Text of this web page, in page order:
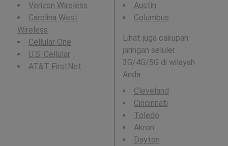
Verizon Wireless
Carolina West
Wireless
Cellular One
U.S. Cellular
AT&T FirstNet
Austin
Columbus
Lihat juga cakupan
jaringan seluler
3G/4G/5G di wilayah
Anda:
Cleveland
Cincinnati
Toledo
Akron
Dayton